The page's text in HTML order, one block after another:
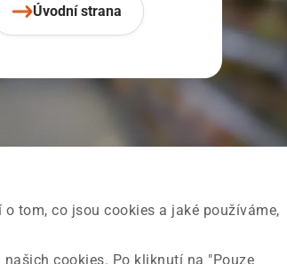
tom, co jsou cookies a jaké používáme,
cookies. Po kliknutí na "Pouze
Úvodní strana